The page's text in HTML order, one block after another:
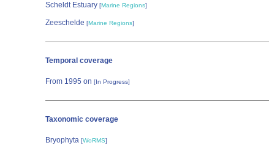
Scheldt Estuary [Marine Regions]
Zeeschelde [Marine Regions]
Temporal coverage
From 1995 on [In Progress]
Taxonomic coverage
Bryophyta [WoRMS]